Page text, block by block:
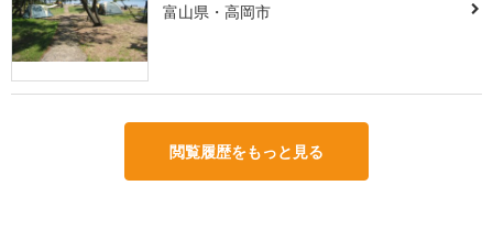
富山県・高岡市
閲覧履歴をもっと見る